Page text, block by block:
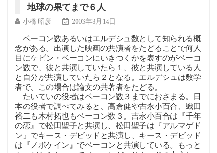
地球の果てまで６人
小橋 昭彦 2003年8月14日
ベーコン数あるいはエルデシュ数として知られる概
念がある。出演した映画の共演者をたどることで何人
目にケビン・ベーコンにいきつくかを表すのがベーコ
ン数で、彼と共演していたら１、彼と共演している人
と自分が共演していたら２となる。エルデシュは数学
者で、この場合は論文の共著者をたどる。
たいていの役者はベーコン数３までにおさまる。日
本の役者で調べてみると、高倉健や吉永小百合、織田
裕二も木村拓也もベーコン数３。吉永小百合は『千年
の恋』で松田聖子と共演し、松田聖子は『アルマゲド
ン』でキース・デビッドと共演し、キース・デビッド
は『ノボケイン』でベーコンと共演している。もっと